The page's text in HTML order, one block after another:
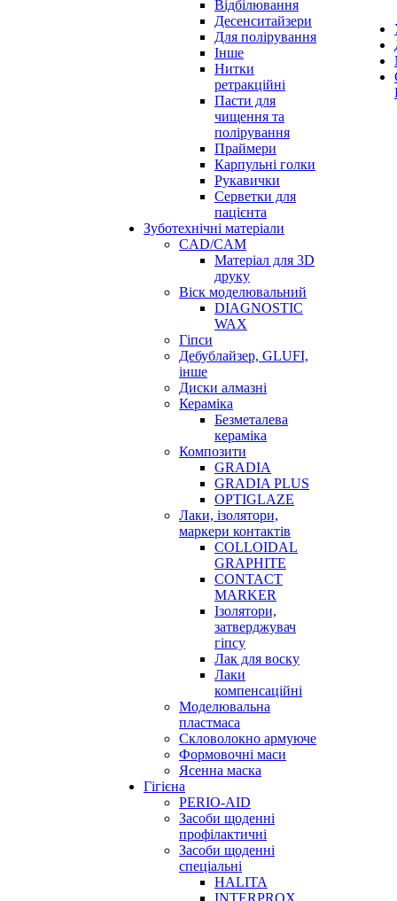
Відбілювання
Десенситайзери
Для полірування
Інше
Нитки
ретракційні
Пасти для
чищення та
полірування
Праймери
Карпульні голки
Рукавички
Серветки для
пацієнта
Зуботехнічні матеріали
CAD/CAM
Матеріал для 3D
друку
Віск моделювальний
DIAGNOSTIC
WAX
Гіпси
Дебублайзер, GLUFI,
інше
Диски алмазні
Кераміка
Безметалева
кераміка
Композити
GRADIA
GRADIA PLUS
OPTIGLAZE
Лаки, ізолятори,
маркери контактів
COLLOIDAL
GRAPHITE
CONTACT
MARKER
Ізолятори,
затверджувач
гіпсу
Лак для воску
Лаки
компенсаційні
Моделювальна
пластмаса
Скловолокно армуюче
Формовочні маси
Ясенна маска
Гігієна
PERIO-AID
Засоби щоденні
профілактичні
Засоби щоденні
спеціальні
HALITA
INTERPROX